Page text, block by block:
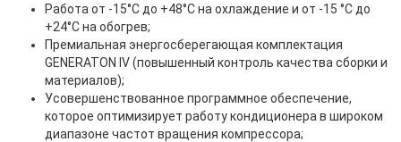
Работа от -15°С до +48°С на охлаждение и от -15 °С до
+24°С на обогрев;
Премиальная энергосберегающая комплектация
GENERATON IV (повышенный контроль качества сборки и
материалов);
Усовершенствованное программное обеспечение,
которое оптимизирует работу кондиционера в широком
диапазоне частот вращения компрессора;